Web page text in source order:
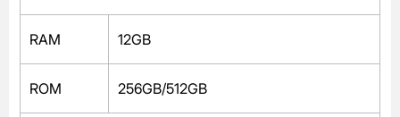
RAM 12GB
ROM 256GB/512GB